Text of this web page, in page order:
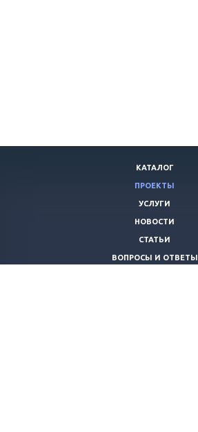
КАТАЛОГ
ПРОЕКТЫ
УСЛУГИ
НОВОСТИ
СТАТЬИ
ВОПРОСЫ И ОТВЕТЫ